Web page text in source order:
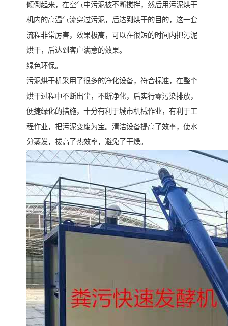
倾倒起来，在空气中污泥被不断搅拌，然后用污泥烘干
机内的高温气流穿过污泥，后达到烘干的目的，这一套
流程非常厉害，效果极高，可以在很短的时间内把污泥
烘干，后达到客户满意的效果。
绿色环保。
污泥烘干机采用了很多的净化设备，符合标准，在整个
烘干过程中不断出尘，不断净化，后实行零污染排放，
便捷绿化的措施，十分有利于城市机械作业，有利于工
程作业，把污泥变废为宝。清洁设备提高了效率，使水
分蒸发，拔高了热效率，避免了干燥。